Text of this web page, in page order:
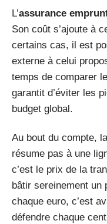
L’assurance
Son coût s’ajoute à
certains cas, il est
externe à celui
temps de comparer
garantit d’éviter les
budget global.
Au bout du compte,
résume pas à une
c’est le prix de la
bâtir sereinement un
chaque euro, c’est
défendre chaque